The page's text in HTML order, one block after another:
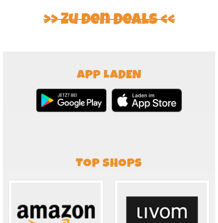
Zu den Deals
APP LADEN
TOP SHOPS